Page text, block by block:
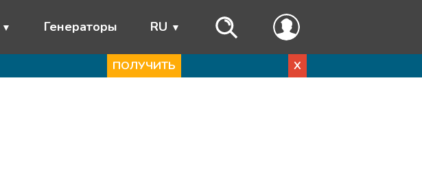
Генераторы RU
ПОЛУЧИТЬ X